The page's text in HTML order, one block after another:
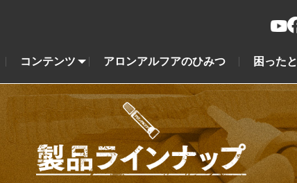
コンテンツ アロンアルフアのひみつ 困った